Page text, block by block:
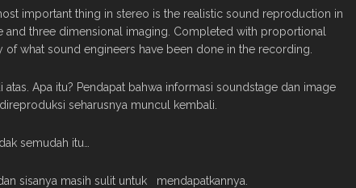
important thing in stereo is the realistic sound reproduction in
three dimensional imaging. Completed with proportional
what sound engineers have been done in the recording.
Apa itu? Pendapat bahwa informasi soundstage dan image
seharusnya muncul kembali.
semudah itu…
sisanya masih sulit untuk mendapatkannya.